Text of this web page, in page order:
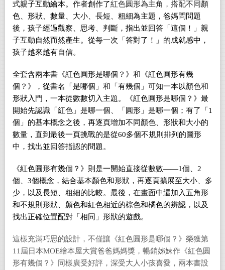
式親子互動繪本。作者創作了紅色圓形為主角，搭配不同 顏
色、形狀、數量、大小、長短、粗細為主題，爸媽問問題
後，孩子經過觀察、思考、判斷，指出並回答「這個！」親
子互動自然而然產生。從每一次 「 答對了！
」的成就感中，
孩子越來越有自信。
全套含兩本書 《紅色圓形是哪個？》和《紅色圓形有幾
個？》，從書名「是哪個」和「有幾個」可知一本以顏色和
形狀入門，一本從數數切入主題。《紅色圓形是哪個？》最
開始先認識「紅色」是哪一個、「圓形」是哪一個；有了「1
個」的基本概念之後，再逐頁增加不同顏色、形狀和大小的
數量，直到最後一頁挑戰的是從60多個不規則排列的圖形
中，找出並回答指認的問題。
《紅色圓形有幾個？》則是一開始直接從數數——1個、2
個、3個概念，結合基本顏色和形狀，再逐頁擴展至大小、多
少，以及長短、粗細的比較。最後，在畫面中還加入五角形
和不規則形狀、顏色和紅色相近的棕色和橘色的辨認，以及
找出正確位置配對「相同」形狀的遊戲。
這樣充滿巧思的設計，不僅讓《紅色圓形是哪個？》榮獲第
11屆日本MOE繪本屋大賞爸爸媽媽獎，暢銷姊妹作《紅色圓
形有幾個？》同樣廣受好評，深受大人小孩喜愛，兩本書設